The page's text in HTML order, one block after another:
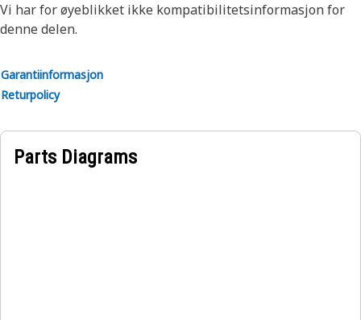
Vi har for øyeblikket ikke kompatibilitetsinformasjon for
denne delen.
Garantiinformasjon
Returpolicy
Parts Diagrams